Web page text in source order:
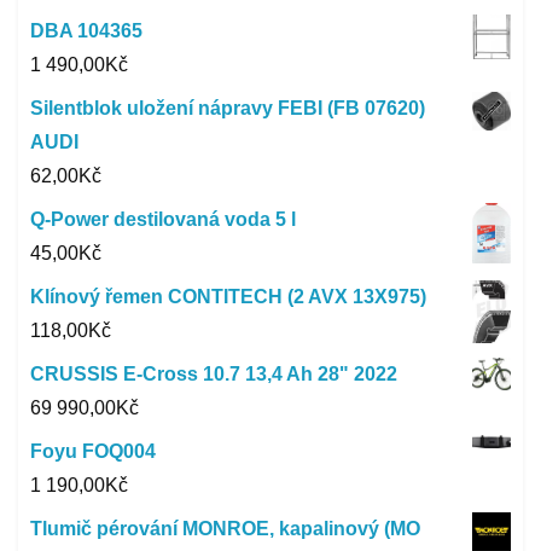
DBA 104365
1 490,00Kč
Silentblok uložení nápravy FEBI (FB 07620)
AUDI
62,00Kč
Q-Power destilovaná voda 5 l
45,00Kč
Klínový řemen CONTITECH (2 AVX 13X975)
118,00Kč
CRUSSIS E-Cross 10.7 13,4 Ah 28" 2022
69 990,00Kč
Foyu FOQ004
1 190,00Kč
Tlumič pérování MONROE, kapalinový (MO